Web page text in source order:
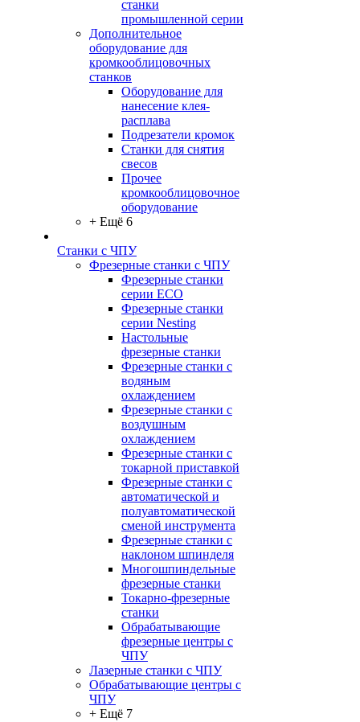
станки
промышленной серии
Дополнительное
оборудование для
кромкооблицовочных
станков
Оборудование для
нанесение клея-
расплава
Подрезатели кромок
Станки для снятия
свесов
Прочее
кромкооблицовочное
оборудование
+ Ещё 6
Станки с ЧПУ
Фрезерные станки с ЧПУ
Фрезерные станки
серии ECO
Фрезерные станки
серии Nesting
Настольные
фрезерные станки
Фрезерные станки с
водяным
охлаждением
Фрезерные станки с
воздушным
охлаждением
Фрезерные станки с
токарной приставкой
Фрезерные станки с
автоматической и
полуавтоматической
сменой инструмента
Фрезерные станки с
наклоном шпинделя
Многошпиндельные
фрезерные станки
Токарно-фрезерные
станки
Обрабатывающие
фрезерные центры с
ЧПУ
Лазерные станки с ЧПУ
Обрабатывающие центры с
ЧПУ
+ Ещё 7